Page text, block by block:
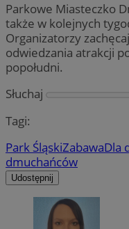
Parkowe Miasteczko
także w kolejnych
Organizatorzy
odwiedzania atrakcji
popołudni.
Słuchaj
Tagi:
Park ŚląskiZabawaDla
dmuchańców
Udostępnij